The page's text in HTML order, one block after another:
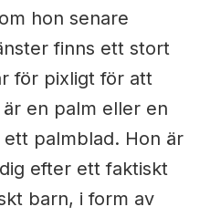
hon senare
finns ett stort
för pixligt för att
en palm eller en
palmblad. Hon är
efter ett faktiskt
barn, i form av